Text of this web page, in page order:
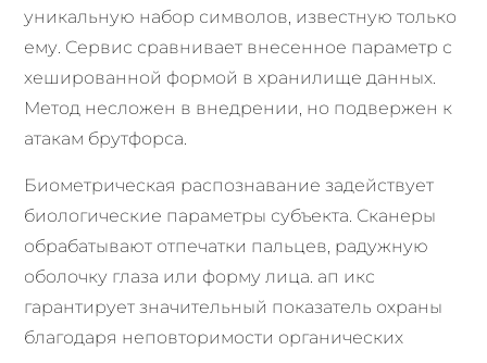
уникальную набор символов, известную только
ему. Сервис сравнивает внесенное параметр с
хешированной формой в хранилище данных.
Метод несложен в внедрении, но подвержен к
атакам брутфорса.
Биометрическая распознавание задействует
биологические параметры субъекта. Сканеры
обрабатывают отпечатки пальцев, радужную
оболочку глаза или форму лица. ап икс
гарантирует значительный показатель охраны
благодаря неповторимости органических